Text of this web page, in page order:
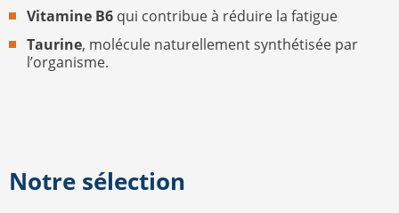
Vitamine B6 qui contribue à réduire la fatigue
Taurine, molécule naturellement synthétisée par
l’organisme.
Notre sélection